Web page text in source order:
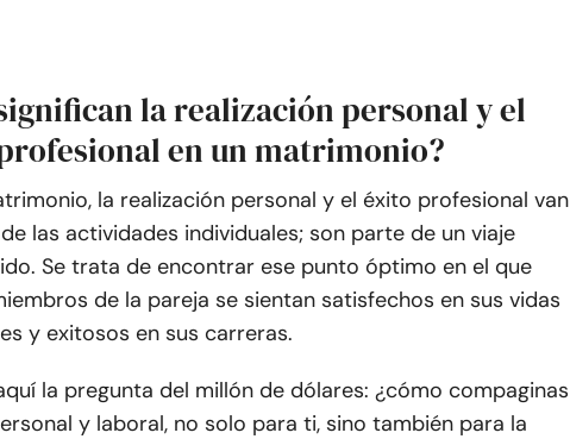
la realización personal y el
en un matrimonio?
la realización personal y el éxito profesional van
las actividades individuales; son parte de un viaje
Se trata de encontrar ese punto óptimo en el que
de la pareja se sientan satisfechos en sus vidas
y exitosos en sus carreras.
la pregunta del millón de dólares: ¿cómo compaginas
y laboral, no solo para ti, sino también para la